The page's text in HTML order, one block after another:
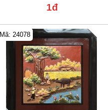
1đ
Mã: 24078